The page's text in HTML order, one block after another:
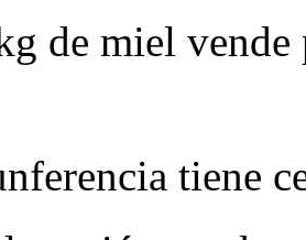
de miel vende
tiene